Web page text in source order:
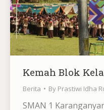
Kemah Blok
Berita By Prastiwi Idha
SMAN 1